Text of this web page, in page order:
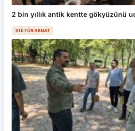
2 bin yıllık antik kentte gökyüzünü
KÜLTÜR SANAT